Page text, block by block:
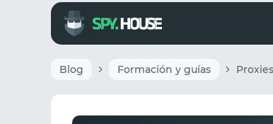
Blog Formación y guías